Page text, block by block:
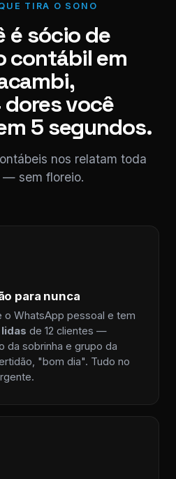
TIRA O SONO
é sócio de
contábil em
dores você
5 segundos.
nos relatam toda
— sem floreio.
para nunca
o WhatsApp pessoal e tem
de 12 clientes —
da sobrinha e grupo da
"bom dia". Tudo no